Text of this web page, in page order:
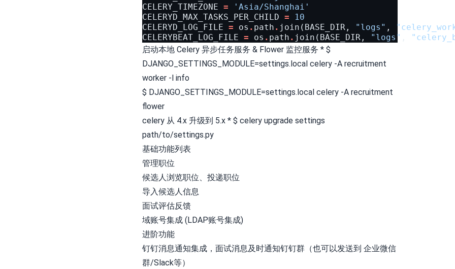
CELERY_TIMEZONE =
'Asia/Shanghai'
CELERYD_MAX_TASKS_PER_CHILD =
10
CELERYD_LOG_FILE = os . path . join ( BASE_DIR , "logs" ,
CELERYBEAT_LOG_FILE = os . path . join ( BASE_DIR , "logs" ,
启动本地 Celery 异步任务服务 & Flower 监控服务 * $
DJANGO_SETTINGS_MODULE=settings.local celery -A recruitment
worker -l info
$ DJANGO_SETTINGS_MODULE=settings.local celery -A recruitment
flower
celery 从 4.x 升级到 5.x * $ celery upgrade settings
path/to/settings.py
基础功能列表
管理职位
候选人浏览职位、投递职位
导入候选人信息
面试评估反馈
域账号集成 (LDAP账号集成)
进阶功能
钉钉消息通知集成，面试消息及时通知钉钉群（也可以发送到 企业微信
群/Slack等）